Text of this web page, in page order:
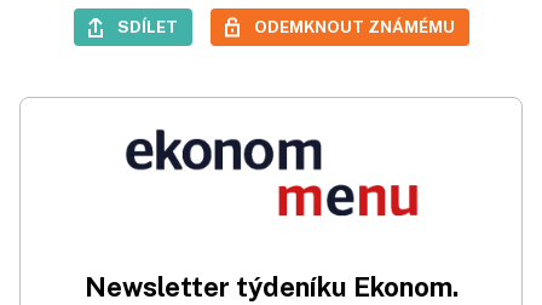
SDÍLET ODEMKNOUT ZNÁMÉMU
Newsletter týdeníku Ekonom.